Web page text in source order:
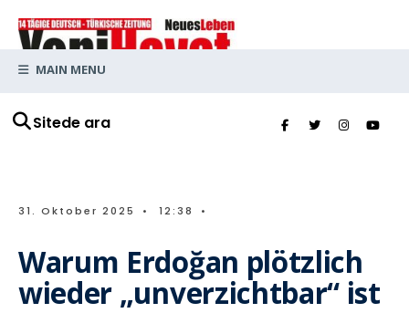
Sitede ara
MAIN MENU
31. Oktober 2025 • 12:38 •
Warum Erdoğan plötzlich
wieder „unverzichtbar“ ist